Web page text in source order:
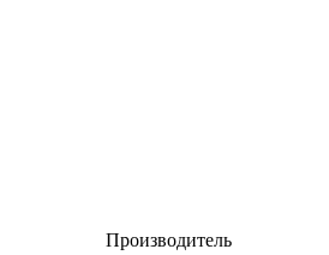
Производитель